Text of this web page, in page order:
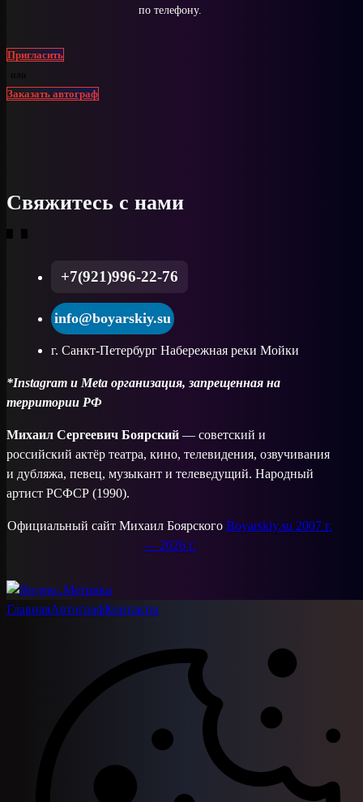
по телефону.
Пригласить
или
Заказать автограф
Свяжитесь с нами
+7(921)996-22-76
info@boyarskiy.su
г. Санкт-Петербург Набережная реки Мойки
*Instagram и Meta организация, запрещенная на
территории РФ
Михаил Сергеевич Боярский — советский и
российский актёр театра, кино, телевидения, озвучивания
и дубляжа, певец, музыкант и телеведущий. Народный
артист РСФСР (1990).
Официальный сайт Михаил БоярскогоBoyarskiy.su 2007 г.
— 2026 г.
ГлавнаяАвтографКонтакты